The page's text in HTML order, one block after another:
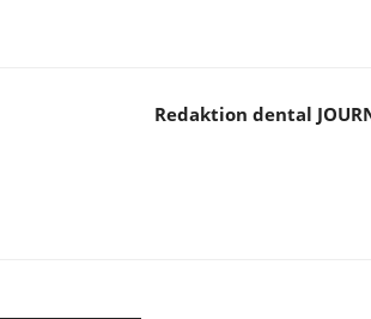
Redaktion dental